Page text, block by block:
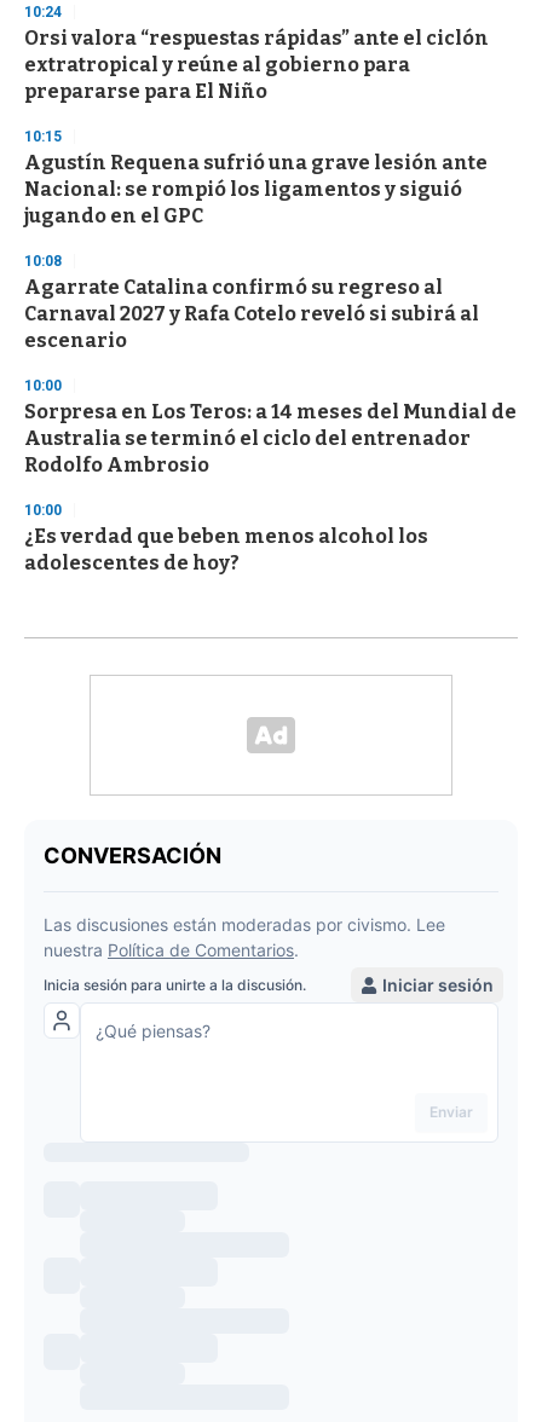
10:24
Orsi valora “respuestas rápidas” ante el ciclón
extratropical y reúne al gobierno para
prepararse para El Niño
10:15
Agustín Requena sufrió una grave lesión ante
Nacional: se rompió los ligamentos y siguió
jugando en el GPC
10:08
Agarrate Catalina confirmó su regreso al
Carnaval 2027 y Rafa Cotelo reveló si subirá al
escenario
10:00
Sorpresa en Los Teros: a 14 meses del Mundial de
Australia se terminó el ciclo del entrenador
Rodolfo Ambrosio
10:00
¿Es verdad que beben menos alcohol los
adolescentes de hoy?